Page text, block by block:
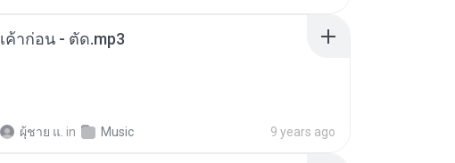
เค้าก่อน - ตัด.mp3
ผุ้ชาย แ. in Music 9 years ago